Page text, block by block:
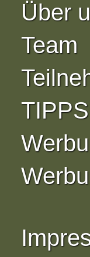
Über
Team